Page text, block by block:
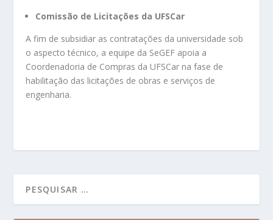
Comissão de Licitações da UFSCar
A fim de subsidiar as contratações da universidade sob
o aspecto técnico, a equipe da SeGEF apoia a
Coordenadoria de Compras da UFSCar na fase de
habilitação das licitações de obras e serviços de
engenharia.